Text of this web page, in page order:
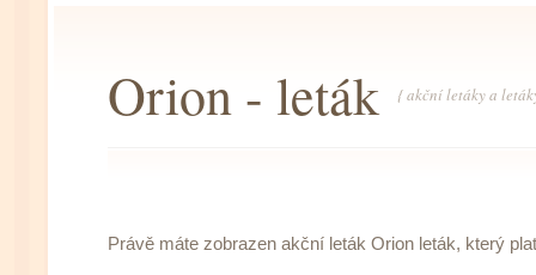
Orion - leták { akční letáky a
Právě máte zobrazen akční leták Orion leták, který